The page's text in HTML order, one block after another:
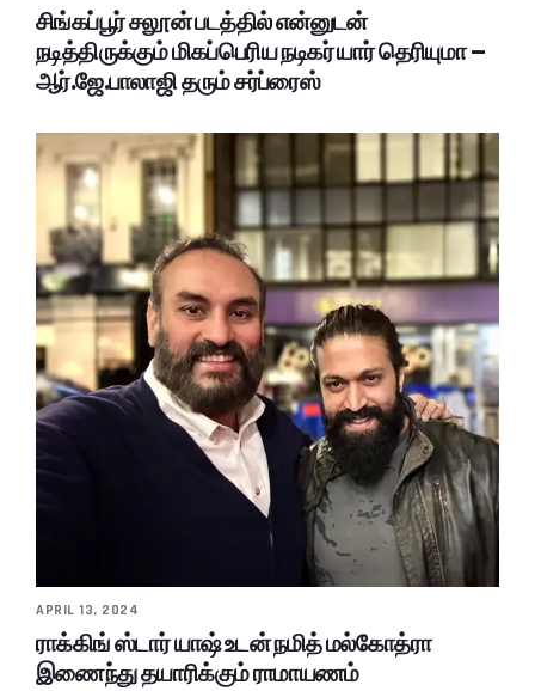
சிங்கப்பூர் சலூன் படத்தில் என்னுடன்
நடித்திருக்கும் மிகப்பெரிய நடிகர் யார் தெரியுமா –
ஆர்.ஜே.பாலாஜி தரும் சர்ப்ரைஸ்
APRIL 13, 2024
ராக்கிங் ஸ்டார் யாஷ் உடன் நமித் மல்கோத்ரா
இணைந்து தயாரிக்கும் ராமாயணம்